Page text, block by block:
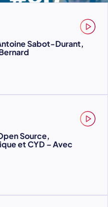
Sabot-Durant,
Source,
et CYD – Avec